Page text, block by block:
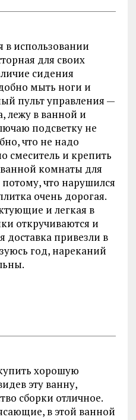
в использовании
для своих
сидения
мыть ноги и
пульт управления —
лежу в ванной и
подсветку не
что не надо
смеситель и крепить
комнаты для
что нарушился
очень дорогая.
и легкая в
откручиваются и
доставка привезли в
год, нареканий
хорошую
эту ванну,
сборки отличное.
в этой ванной